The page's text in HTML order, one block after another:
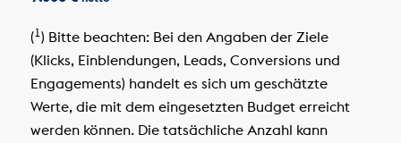
(1) Bitte beachten: Bei den Angaben der Ziele
(Klicks, Einblendungen, Leads, Conversions und
Engagements) handelt es sich um geschätzte
Werte, die mit dem eingesetzten Budget erreicht
werden können. Die tatsächliche Anzahl kann